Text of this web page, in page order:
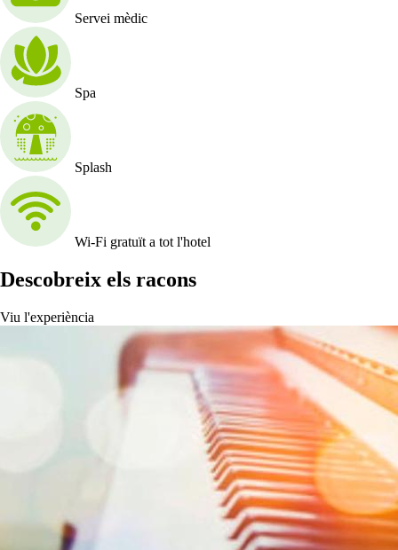
Servei mèdic
Spa
Splash
Wi-Fi gratuït a tot l'hotel
Descobreix els racons
Viu l'experiència